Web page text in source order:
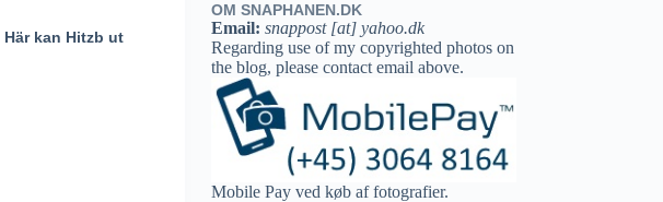
Här kan Hitzb ut
OM SNAPHANEN.DK
Email: snappost [at] yahoo.dk
Regarding use of my copyrighted photos on
the blog, please contact email above.
Mobile Pay ved køb af fotografier.